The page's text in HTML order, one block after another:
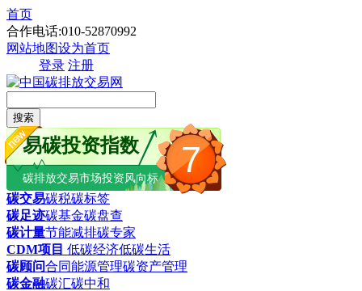
首页
合作电话:010-52870992
网站地图设为首页
登录 注册
搜索
7
易碳投资指数
碳排放交易市场投资风向标
碳交易碳税碳标签
碳足迹碳基金碳盘查
碳计量节能减排碳专家
CDM项目 低碳经济低碳生活
碳顾问合同能源管理碳资产管理
碳金融碳汇碳中和